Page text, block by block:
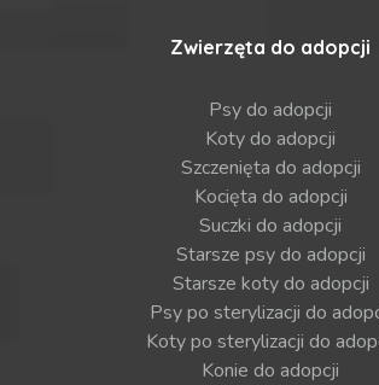
Zwierzęta do adopcji
Psy do adopcji
Koty do adopcji
Szczenięta do adopcji
Kocięta do adopcji
Suczki do adopcji
Starsze psy do adopcji
Starsze koty do adopcji
Psy po sterylizacji do
Koty po sterylizacji do
Konie do adopcji